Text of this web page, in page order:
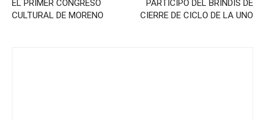
EL PRIMER CONGRESO
CULTURAL DE MORENO
PARTICIPÓ DEL BRINDIS DE
CIERRE DE CICLO DE LA UNO